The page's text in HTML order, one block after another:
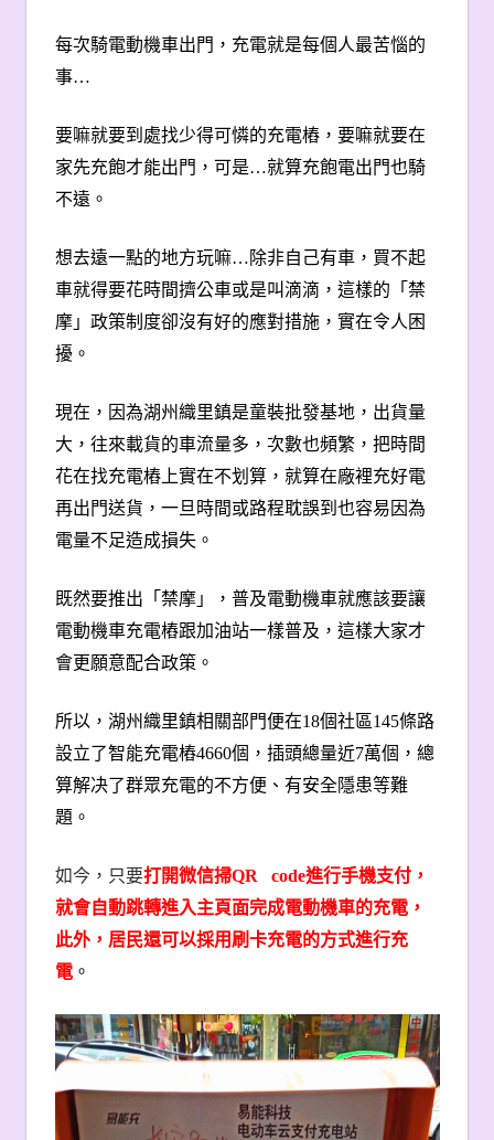
每次騎電動機車出門，充電就是每個人最苦惱的
事…
要嘛就要到處找少得可憐的充電樁，要嘛就要在
家先充飽才能出門，可是…就算充飽電出門也騎
不遠。
想去遠一點的地方玩嘛…除非自己有車，買不起
車就得要花時間擠公車或是叫滴滴，這樣的「禁
摩」政策制度卻沒有好的應對措施，實在令人困
擾。
現在，因為湖州織里鎮是童裝批發基地，出貨量
大，往來載貨的車流量多，次數也頻繁，把時間
花在找充電樁上實在不划算，就算在廠裡充好電
再出門送貨，一旦時間或路程耽誤到也容易因為
電量不足造成損失。
既然要推出「禁摩」，普及電動機車就應該要讓
電動機車充電樁跟加油站一樣普及，這樣大家才
會更願意配合政策。
所以，湖州織里鎮相關部門便在18個社區145條路
設立了智能充電樁4660個，插頭總量近7萬個，總
算解决了群眾充電的不方便、有安全隱患等難
題。
如今，只要打開微信掃QR code進行手機支付，
就會自動跳轉進入主頁面完成電動機車的充電，
此外，居民還可以採用刷卡充電的方式進行充
電。